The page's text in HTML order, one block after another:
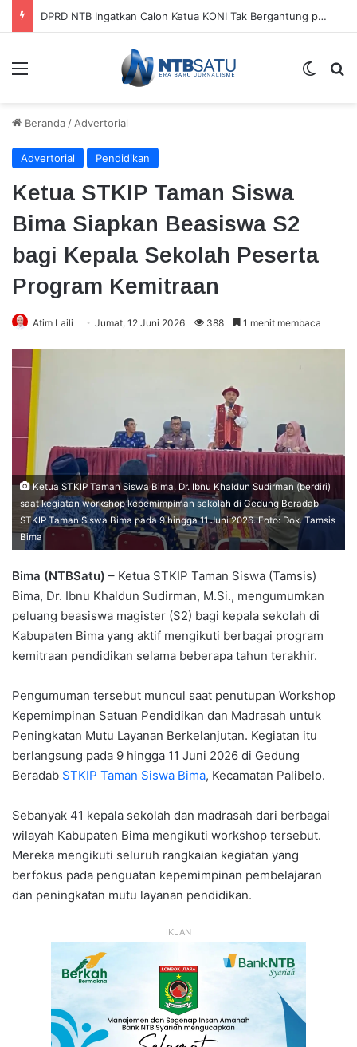
DPRD NTB Ingatkan Calon Ketua KONI Tak Bergantung pada APBD
Menu
Beranda / Advertorial
Advertorial Pendidikan
Ketua STKIP Taman Siswa
Bima Siapkan Beasiswa S2
bagi Kepala Sekolah Peserta
Program Kemitraan
Atim Laili Jumat, 12 Juni 2026 388 1 menit membaca
Ketua STKIP Taman Siswa Bima, Dr. Ibnu Khaldun Sudirman (berdiri)
saat kegiatan workshop kepemimpiman sekolah di Gedung Beradab
STKIP Taman Siswa Bima pada 9 hingga 11 Juni 2026. Foto: Dok. Tamsis
Bima
Bima (NTBSatu) – Ketua STKIP Taman Siswa (Tamsis)
Bima, Dr. Ibnu Khaldun Sudirman, M.Si., mengumumkan
peluang beasiswa magister (S2) bagi kepala sekolah di
Kabupaten Bima yang aktif mengikuti berbagai program
kemitraan pendidikan selama beberapa tahun terakhir.
Pengumuman tersebut muncul saat penutupan Workshop
Kepemimpinan Satuan Pendidikan dan Madrasah untuk
Peningkatan Mutu Layanan Berkelanjutan. Kegiatan itu
berlangsung pada 9 hingga 11 Juni 2026 di Gedung
Beradab STKIP Taman Siswa Bima, Kecamatan Palibelo.
Sebanyak 41 kepala sekolah dan madrasah dari berbagai
wilayah Kabupaten Bima mengikuti workshop tersebut.
Mereka mengikuti seluruh rangkaian kegiatan yang
berfokus pada penguatan kepemimpinan pembelajaran
dan peningkatan mutu layanan pendidikan.
IKLAN